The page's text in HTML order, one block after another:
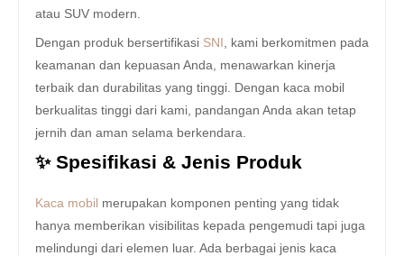
atau SUV modern.
Dengan produk bersertifikasi SNI
, kami berkomitmen pada
keamanan dan kepuasan Anda, menawarkan kinerja
terbaik dan durabilitas yang tinggi. Dengan kaca mobil
berkualitas tinggi dari kami, pandangan Anda akan tetap
jernih dan aman selama berkendara.
✨ Spesifikasi & Jenis Produk
Kaca mobil merupakan komponen penting yang tidak
hanya memberikan visibilitas kepada pengemudi tapi juga
melindungi dari elemen luar. Ada berbagai jenis kaca